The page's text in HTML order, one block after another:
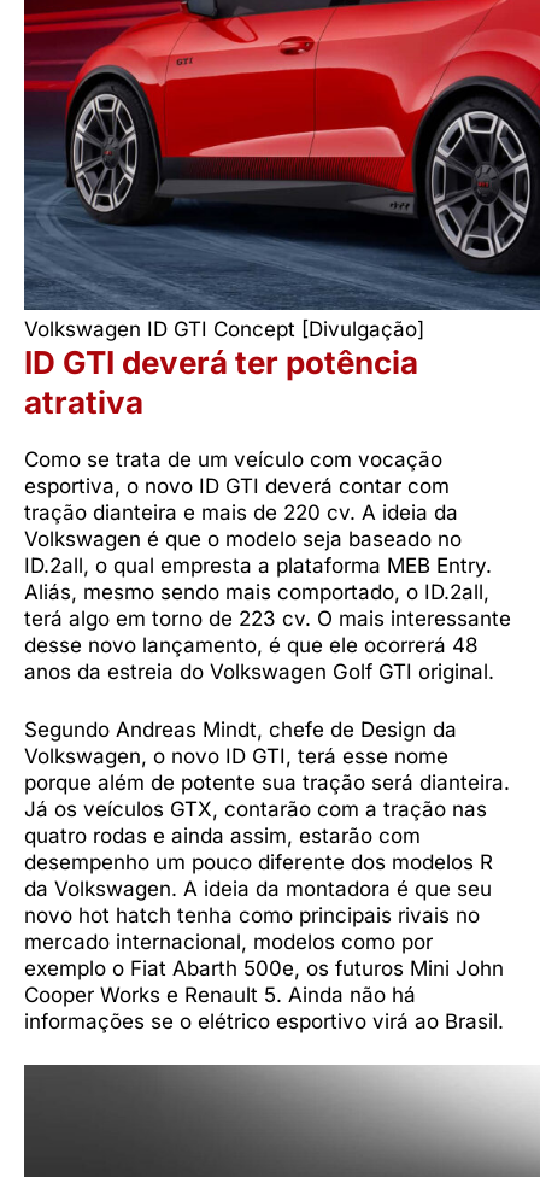
Volkswagen ID GTI Concept [Divulgação]
ID GTI deverá ter potência
atrativa
Como se trata de um veículo com vocação
esportiva, o novo ID GTI deverá contar com
tração dianteira e mais de 220 cv. A ideia da
Volkswagen é que o modelo seja baseado no
ID.2all, o qual empresta a plataforma MEB Entry.
Aliás, mesmo sendo mais comportado, o ID.2all,
terá algo em torno de 223 cv. O mais interessante
desse novo lançamento, é que ele ocorrerá 48
anos da estreia do Volkswagen Golf GTI original.
Segundo Andreas Mindt, chefe de Design da
Volkswagen, o novo ID GTI, terá esse nome
porque além de potente sua tração será dianteira.
Já os veículos GTX, contarão com a tração nas
quatro rodas e ainda assim, estarão com
desempenho um pouco diferente dos modelos R
da Volkswagen. A ideia da montadora é que seu
novo hot hatch tenha como principais rivais no
mercado internacional, modelos como por
exemplo o Fiat Abarth 500e, os futuros Mini John
Cooper Works e Renault 5. Ainda não há
informações se o elétrico esportivo virá ao Brasil.